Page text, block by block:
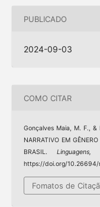
PUBLICADO
2024-09-03
COMO CITAR
Gonçalves Maia, M. F.,
NARRATIVO EM
BRASIL.
https://doi.org/10.26694/
Fomatos de